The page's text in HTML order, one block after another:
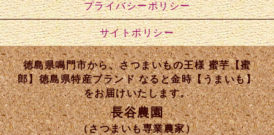
プライバシーポリシー
サイトポリシー
徳島県鳴門市から、さつまいもの王様 蜜芋【蜜
郎】徳島県特産ブランド なると金時【うまいも】
をお届けいたします。
長谷農園
（さつまいも専業農家）